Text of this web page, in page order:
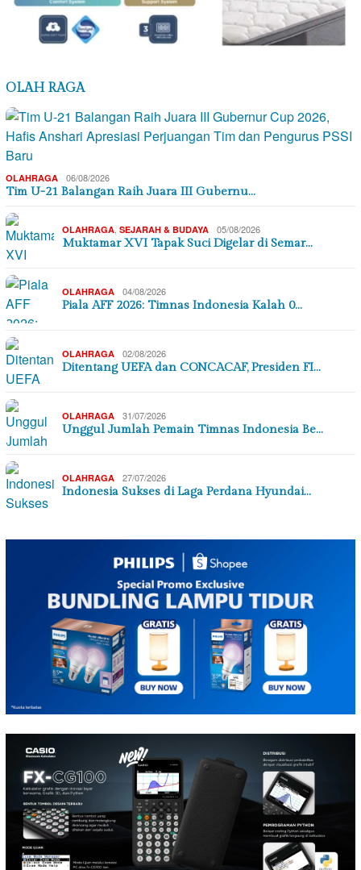
OLAH RAGA
OLAHRAGA 06/08/2026
Tim U-21 Balangan Raih Juara III Gubernu…
OLAHRAGA SEJARAH & BUDAYA 05/08/2026
Muktamar XVI Tapak Suci Digelar di Semar…
OLAHRAGA 04/08/2026
Piala AFF 2026: Timnas Indonesia Kalah 0…
OLAHRAGA 02/08/2026
Ditentang UEFA dan CONCACAF, Presiden FI…
OLAHRAGA 31/07/2026
Unggul Jumlah Pemain Timnas Indonesia Be…
OLAHRAGA 27/07/2026
Indonesia Sukses di Laga Perdana Hyundai…